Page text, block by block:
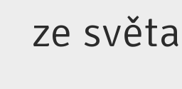
ze